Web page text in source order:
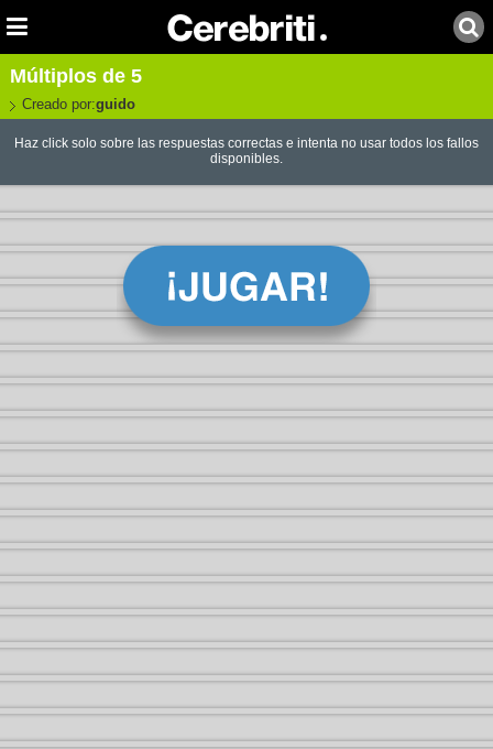
Múltiplos de 5
Creado por:guido
Haz click solo sobre las respuestas correctas e intenta no usar todos los fallos
disponibles.